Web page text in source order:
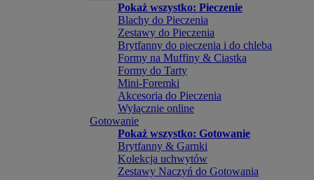
Pokaż wszystko: Pieczenie
Blachy do Pieczenia
Zestawy do Pieczenia
Brytfanny do pieczenia i do chleba
Formy na Muffiny & Ciastka
Formy do Tarty
Mini-Foremki
Akcesoria do Pieczenia
Wyłącznie online
Gotowanie
Pokaż wszystko: Gotowanie
Brytfanny & Garnki
Kolekcja uchwytów
Zestawy Naczyń do Gotowania